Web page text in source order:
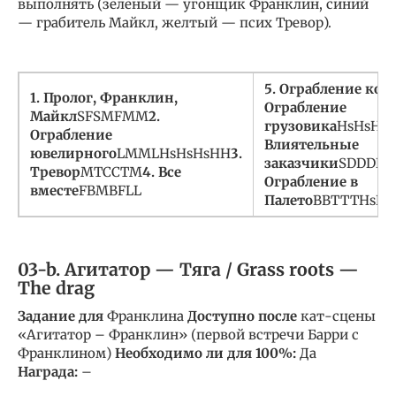
выполнять (зеленый — угонщик Франклин, синий
— грабитель Майкл, желтый — псих Тревор).
1. Пролог, Франклин,
МайклSFSMFMM2.
Ограбление
ювелирногоLMMLHsHsHsHH3.
ТреворMTCCTM4. Все
вместеFBMBFLL
5. Ограбление
Ограбление
грузовикаHsHsHs
Влиятельные
заказчикиSDDDL
Ограбление в
ПалетоBBTTTHsHs
03-b. Агитатор — Тяга / Grass roots —
The drag
Задание для Франклина Доступно после кат-сцены
«Агитатор – Франклин» (первой встречи Барри с
Франклином) Необходимо ли для 100%: Да
Награда: –